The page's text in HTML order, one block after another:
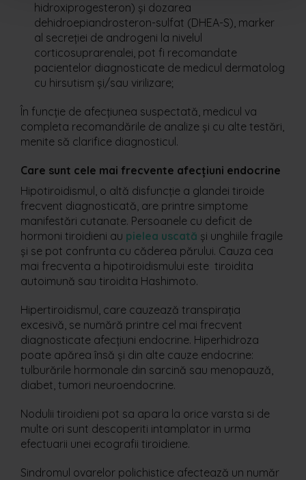
hidroxiprogesteron) și dozarea
dehidroepiandrosteron-sulfat (DHEA-S), marker
al secreției de androgeni la nivelul
corticosuprarenalei, pot fi recomandate
pacientelor diagnosticate de medicul dermatolog
cu hirsutism și/sau virilizare;
În funcție de afecțiunea suspectată, medicul va
completa recomandările de analize și cu alte testări,
menite să clarifice diagnosticul.
Care sunt cele mai frecvente afecțiuni endocrine
Hipotiroidismul, o altă disfuncție a glandei tiroide
frecvent diagnosticată, are printre simptome
manifestări cutanate. Persoanele cu deficit de
hormoni tiroidieni au pielea uscată și unghiile fragile
și se pot confrunta cu căderea părului. Cauza cea
mai frecventa a hipotiroidismului este tiroidita
autoimună sau tiroidita Hashimoto.
Hipertiroidismul, care cauzează transpirația
excesivă, se numără printre cel mai frecvent
diagnosticate afecțiuni endocrine. Hiperhidroza
poate apărea însă și din alte cauze endocrine:
tulburările hormonale din sarcină sau menopauză,
diabet, tumori neuroendocrine.
Nodulii tiroidieni pot sa apara la orice varsta si de
multe ori sunt descoperiti intamplator in urma
efectuarii unei ecografii tiroidiene.
Sindromul ovarelor polichistice afectează un număr